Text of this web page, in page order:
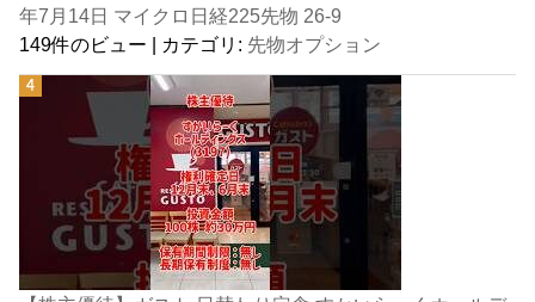
年7月14日 マイクロ日経225先物 26-9
149件のビュー
カテゴリ: 先物オプション